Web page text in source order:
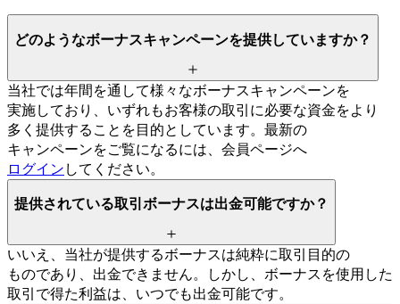
どのようなボーナスキャンペーンを提供していますか？
当社では年間を通して様々なボーナスキャンペーンを
実施しており、 いずれもお客様の取引に必要な資金をより
多く 提供する ことを目的と しています。 最新の
キャンペーンをご覧になるには、 会員ページへ
ログイン してください。
提供されている取引ボーナスは出金可能ですか？
いいえ、 当社が提供するボーナスは純粋に取引目的の
ものであり、 出金できません。 しかし、 ボーナスを使用した
取引で得た利益は、 いつでも出金可能です。